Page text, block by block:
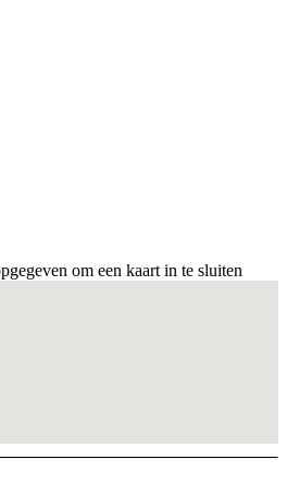
om een kaart in te sluiten